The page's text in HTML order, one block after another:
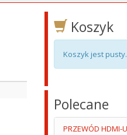
Koszyk
Koszyk jest pusty.
Polecane